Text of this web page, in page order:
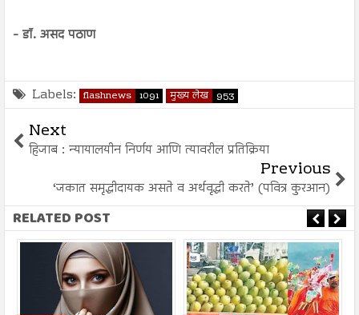
- डॉ. असद पठाण
Labels: flashnews 1091 मुख्य लेख 953
Next
हिजाब : न्यायालयीन निर्णय आणि त्यावरील प्रतिक्रिया
Previous
‘जकात समृद्धीदायक असते व अर्थवृद्धी करते’ (पवित्र कुरआन)
RELATED POST